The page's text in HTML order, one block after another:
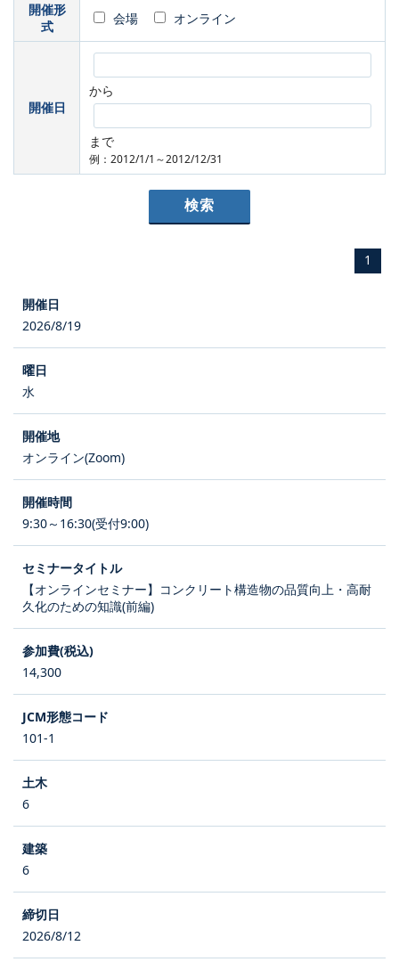
開催形
式
会場 オンライン
開催日
から
まで
例：2012/1/1～2012/12/31
1
2026/8/19
水
オンライン(Zoom)
9:30～16:30(受付9:00)
【オンラインセミナー】コンクリート構造物の品質向上・高耐
久化のための知識(前編)
14,300
101-1
6
6
2026/8/12